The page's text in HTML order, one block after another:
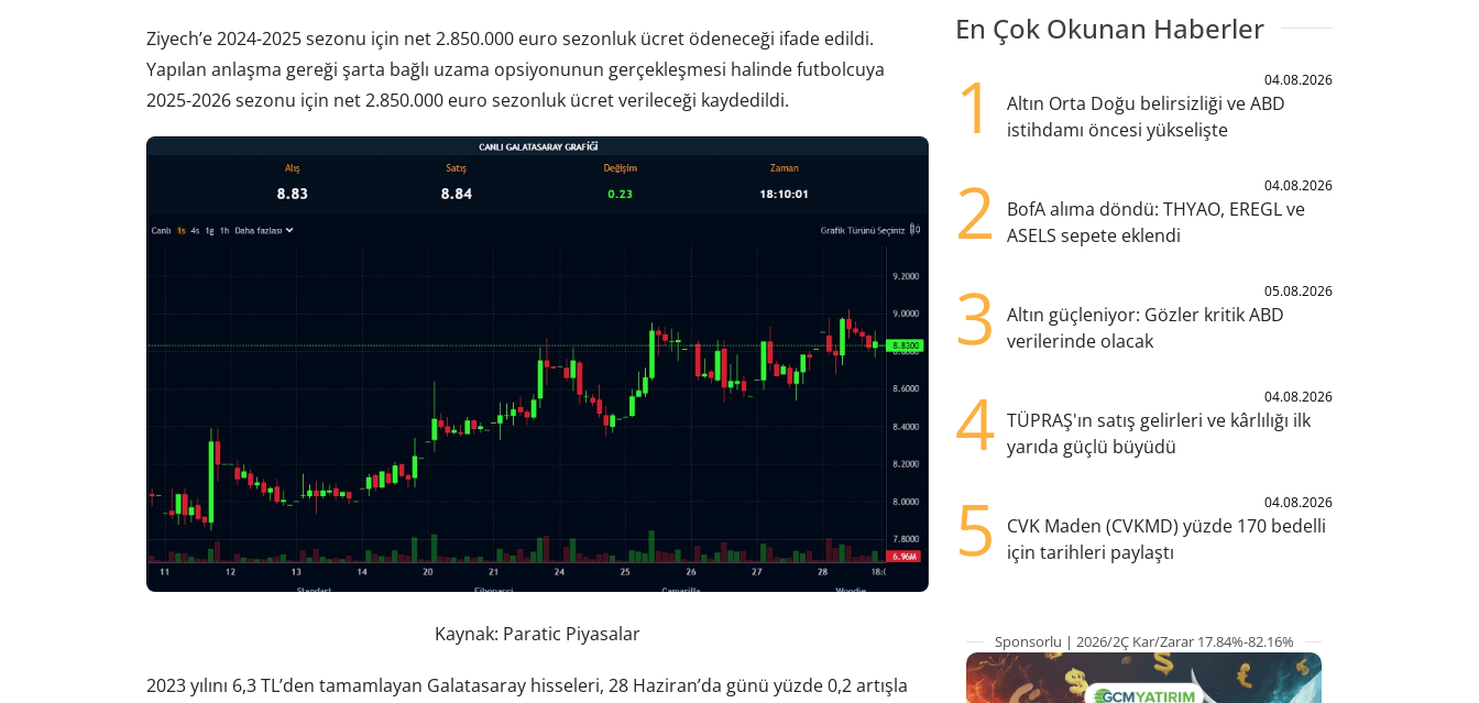
Ziyech’e 2024-2025 sezonu için net 2.850.000 euro sezonluk ücret ödeneceği ifade edildi.
Yapılan anlaşma gereği şarta bağlı uzama opsiyonunun gerçekleşmesi halinde futbolcuya
2025-2026 sezonu için net 2.850.000 euro sezonluk ücret verileceği kaydedildi.
Kaynak: Paratic Piyasalar
2023 yılını 6,3 TL’den tamamlayan Galatasaray hisseleri, 28 Haziran’da günü yüzde 0,2 artışla
En Çok Okunan Haberler
1 04.08.2026
Altın Orta Doğu belirsizliği ve ABD
istihdamı öncesi yükselişte
2 04.08.2026
BofA alıma döndü: THYAO, EREGL ve
ASELS sepete eklendi
3 05.08.2026
Altın güçleniyor: Gözler kritik ABD
verilerinde olacak
4 04.08.2026
TÜPRAŞ'ın satış gelirleri ve kârlılığı ilk
yarıda güçlü büyüdü
5 04.08.2026
CVK Maden (CVKMD) yüzde 170 bedelli
için tarihleri paylaştı
Sponsorlu | 2026/2Ç Kar/Zarar 17.84%-82.16%